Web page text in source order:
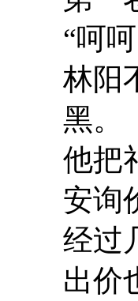
“呵
林阳
黑。
他把
安询
经过
出价